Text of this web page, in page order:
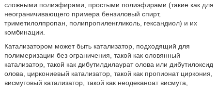
сложными полиэфирами, простыми полиэфирами (такие как для
неограничивающего примера бензиловый спирт,
триметилолпропан, полипропиленгликоль, гександиол) и их
комбинации.
Катализатором может быть катализатор, подходящий для
полимеризации без ограничения, такой как оловянный
катализатор, такой как дибутилдилаурат олова или дибутилоксид
олова, циркониевый катализатор, такой как пропионат циркония,
висмутовый катализатор, такой как неодеканоат висмута,